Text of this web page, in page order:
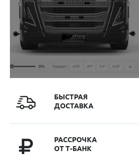
БЫСТРАЯ
ДОСТАВКА
РАССРОЧКА
ОТ Т-БАНК